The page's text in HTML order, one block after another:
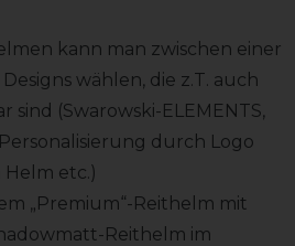
kann man zwischen einer
wählen, die z.T. auch
sind (Swarowski-ELEMENTS,
durch Logo
etc.)
„Premium“-Reithelm mit
Reithelm im